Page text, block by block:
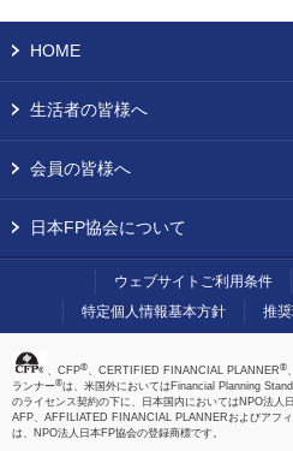
HOME
生活者の皆様へ
会員の皆様へ
日本FP協会について
ウェブサイトご利用条件
特定個人情報基本方針
推
、CFP®、CERTIFIED FINANCIAL PLANNER®
ランナー®は、米国外においてはFinancial Planning
のライセンス契約の下に、日本国内においてはNPO法人
AFP、AFFILIATED FINANCIAL PLANNERおよびアフ
は、NPO法人日本FP協会の登録商標です。